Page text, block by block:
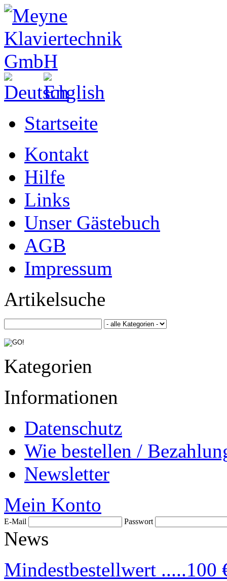
Startseite
Kontakt
Hilfe
Links
Unser Gästebuch
AGB
Impressum
Artikelsuche
Kategorien
Informationen
Datenschutz
Wie bestellen /
Newsletter
Mein Konto
E-Mail Passwort
News
Mindestbestellwert .....100